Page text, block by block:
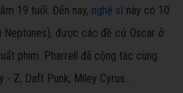
19 tuổi. Đến nay, nghệ sĩ này có 10
Neptunes), được các đề cử Oscar ở
phim. Pharrell đã cộng tác cùng
- Z, Daft Punk, Miley Cyrus...